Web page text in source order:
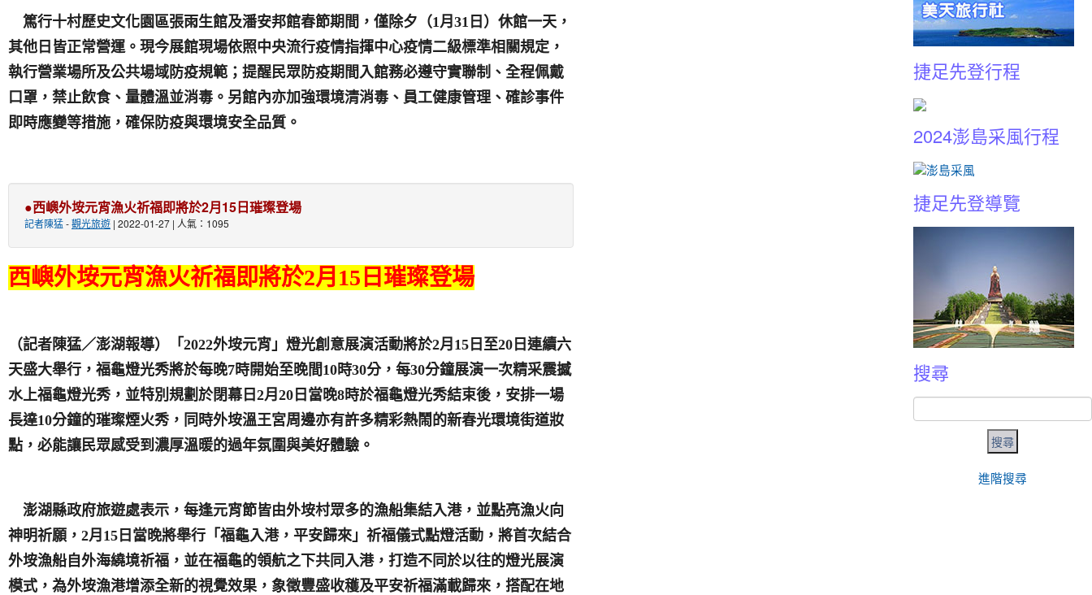
篤行十村歷史文化園區張雨生館及潘安邦館春節期間，僅除夕（1月 31 日 ）休館一天，
其他日皆正常營運。現今展館現場依照中央流行疫情指揮中心疫情二級標準相關規定，
執行營業場所及公共場域防疫規範；提醒民眾防疫期間入館務必遵守實聯制、全程佩戴
口罩，禁止飲食、量體溫並消毒。另館內亦加強環境清消毒、員工健康管理、確診事件
即時應變等措施，確保防疫與環境安全品質。
●西嶼外垵元宵漁火祈福即將於2月15日璀璨登場
記者陳猛-觀光旅遊 | 2022-01-27 | 人氣：1095
西嶼外垵元宵漁火祈福即將於2月 15 日 璀璨登場
（記者陳猛／澎湖報導） 「 2022外垵元宵」燈光創意展演活動將於2月 15 日 至20 日連續六
天盛大舉行，福龜燈光秀將於每晚7時開始至晚間10時30分，每30分鐘展演一次精采震撼
水上福龜燈光秀，並特別規劃於閉幕日 2月 20 日 當晚8時於福龜燈光秀結束後，安排一場
長達10分鐘的璀璨煙火秀，同時外垵溫王宮周邊亦有許多精彩熱鬧的新春光環境街道妝
點，必能讓民眾感受到濃厚溫暖的過年氛圍與美好體驗。
澎湖縣政府旅遊處表示，每逢元宵節皆由外垵村眾多的漁船集結入港，並點亮漁火向
神明祈願， 2月 15 日 當晚將舉行「福龜入港，平安歸來」祈福儀式點燈活動，將首次結合
外垵漁船自外海繞境祈福，並在福龜的領航之下共同入港，打造不同於以往的燈光展演
模式，為外垵漁港增添全新的視覺效果，象徵豐盛收穫及平安祈福滿載歸來，搭配在地
捷足先登行程
2024澎島采風行程
捷足先登導覽
搜尋
進階搜尋